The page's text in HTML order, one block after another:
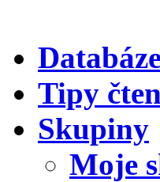
Tipy
Skupiny
Moje